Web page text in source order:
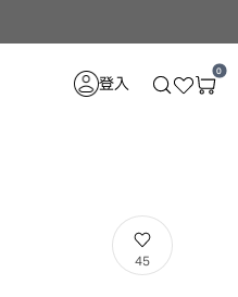
登入
0
45